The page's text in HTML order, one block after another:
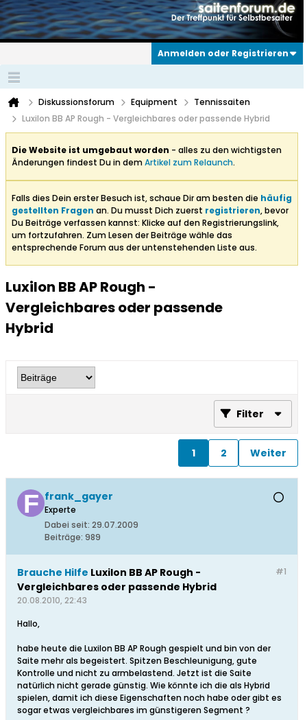
Anmelden oder Registrieren
Diskussionsforum Equipment
Tennissaiten
Luxilon BB AP Rough - Vergleichbares oder passende Hybrid
Die Website ist umgebaut worden - alles zu den wichtigsten
Änderungen findest Du in demArtikel zum Relaunch.
Falls dies Dein erster Besuch ist, schaue Dir am besten die häufig
gestellten Fragen an. Du musst Dich zuerst registrieren, bevor
Du Beiträge verfassen kannst: Klicke auf den Registrierungslink,
um fortzufahren. Zum Lesen der Beiträge wähle das
entsprechende Forum aus der untenstehenden Liste aus.
Luxilon BB AP Rough -
Vergleichbares oder passende
Hybrid
Filter
1 2 Weiter
frank_gayer
Experte
Dabei seit: 29.07.2009
Beiträge: 989
#1
Brauche Hilfe Luxilon BB AP Rough -
Vergleichbares oder passende Hybrid
20.08.2010, 22:43
Hallo,
habe heute die Luxilon BB AP Rough gespielt und bin von der
Saite mehr als begeistert. Spitzen Beschleunigung, gute
Kontrolle und nicht zu armbelastend. Jetzt ist die Saite
natürlich nicht gerade günstig. Wie könnte ich die als Hybrid
spielen, damit ich diese Eigenschaften noch habe oder gibt es
sogar etwas vergleichbares im günstigeren Segment ?